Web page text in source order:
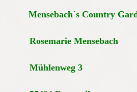
Mensebach´s Country
Rosemarie Mensebach
Mühlenweg 3